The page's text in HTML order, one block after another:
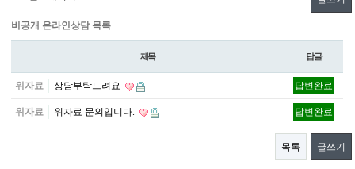
비공개 온라인상담 목록
제목 답글
위자료 상담부탁드려요 답변완료
위자료 위자료 문의입니다. 답변완료
목록 글쓰기